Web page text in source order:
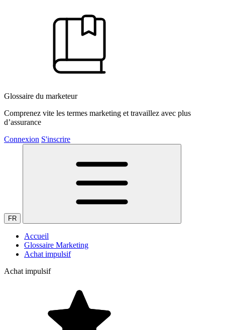
Glossaire du marketeur
Comprenez vite les termes marketing et travaillez avec plus
d’assurance
Connexion S'inscrire
FR
Accueil
Glossaire Marketing
Achat impulsif
Achat impulsif